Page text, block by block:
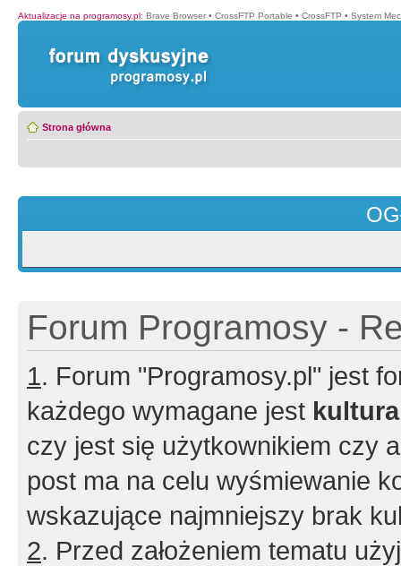
Aktualizacje na programosy.pl: Brave Browser • CrossFTP Portable • CrossFTP • System
Strona główna
Forum Programosy -
1. Forum "Programosy.pl" jest
każdego wymagane jest
czy jest się użytkownikiem czy
post ma na celu wyśmiewanie
wskazujące najmniejszy brak
2. Przed założeniem tematu